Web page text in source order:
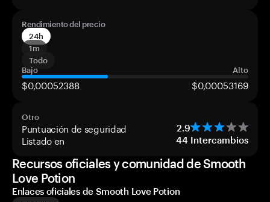
Rendimiento del precio
24h
1m
Todo
Bajo
Alto
$0,00052388 $0,00053169
Otro
Puntuación de seguridad 2.9
Listado en 44 Intercambios
Recursos oficiales y comunidad de Smooth
Love Potion
Enlaces oficiales de Smooth Love Potion